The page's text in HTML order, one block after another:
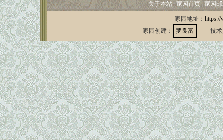
关于本站 家园首页 家园
家园地址： https://
家园创建：
罗良富 技术